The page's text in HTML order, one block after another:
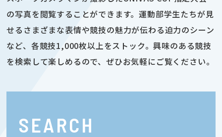
の写真を閲覧することができます。運動部学生たちが見
せるさまざまな表情や競技の魅力が伝わる迫力のシーン
など、各競技1,000枚以上をストック。興味のある競技
を検索して楽しめるので、ぜひお気軽にご覧ください。
SEARCH